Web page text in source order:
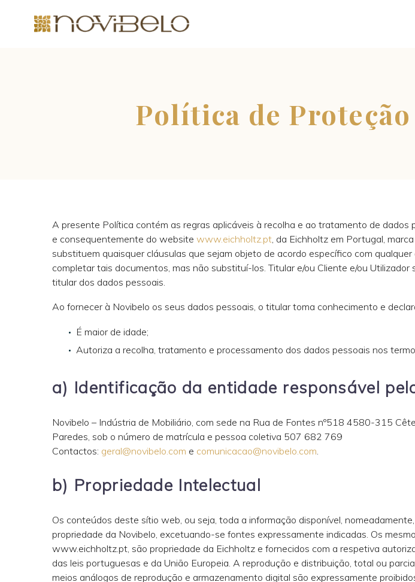
Política de Proteção
A presente Política contém as regras aplicáveis à recolha e ao tratamento de
e consequentemente do website www.eichholtz.pt , da Eichholtz em Portugal,
substituem quaisquer cláusulas que sejam objeto de acordo específico com
completar tais documentos, mas não substituí-los. Titular e/ou Cliente e/ou
titular dos dados pessoais.
Ao fornecer à Novibelo os seus dados pessoais, o titular toma conhecimento e
É maior de idade;
Autoriza a recolha, tratamento e processamento dos dados pessoais nos
a) Identificação da entidade responsável
Novibelo – Indústria de Mobiliário, com sede na Rua de Fontes nº518 4580-315
Paredes, sob o número de matrícula e pessoa coletiva 507 682 769
Contactos: geral@novibelo.com e comunicacao@novibelo.com
b) Propriedade Intelectual
Os conteúdos deste sítio web, ou seja, toda a informação disponível,
propriedade da Novibelo, excetuando-se fontes expressamente indicadas. Os
www.eichholtz.pt, são propriedade da Eichholtz e fornecidos com a respetiva
das leis portuguesas e da União Europeia. A reprodução e distribuição, total ou
meios análogos de reprodução e armazenamento digital são expressamente